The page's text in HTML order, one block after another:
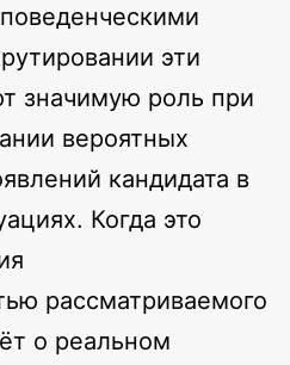
эти
значимую роль при
вероятных
кандидата в
Когда это
рассматриваемого
о реальном